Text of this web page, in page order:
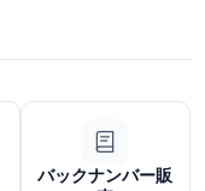
バックナンバー販